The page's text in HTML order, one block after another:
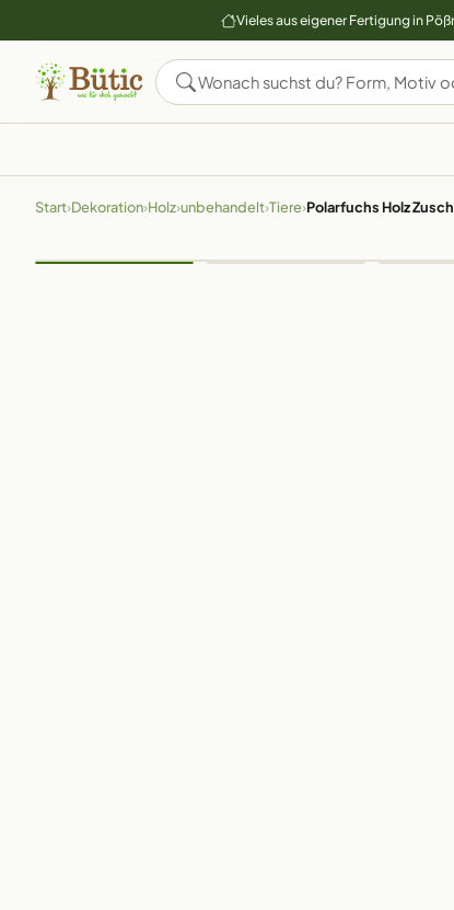
Vieles aus eigener Fertigung in
Start›Dekoration›Holz›unbehandelt›Tiere›Polarfuchs Holz